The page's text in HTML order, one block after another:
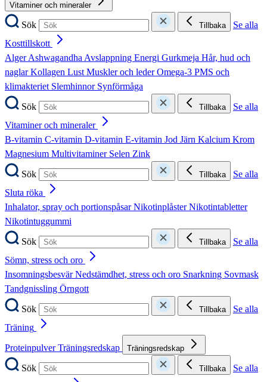
Vitaminer och mineraler
Sök Tillbaka
Se alla
Kosttillskott
AlgerAshwagandhaAvslappning Energi Gurkmeja Hår, hud och
naglarKollagen LustMuskler och lederOmega-3 PMS och
klimakteriet Slemhinnor Synförmåga
Sök
Tillbaka
Se alla
Vitaminer och mineraler
B-vitamin C-vitamin D-vitamin E-vitamin Jod Järn Kalcium Krom
Magnesium Multivitaminer Selen Zink
Sök
Tillbaka
Se alla
Sluta röka
Inhalator, spray och portionspåsarNikotinplåsterNikotintabletter
Nikotintuggummi
Sök
Tillbaka
Se alla
Sömn, stress och oro
InsomningsbesvärNedstämdhet, stress och oro Snarkning Sovmask
Tandgnissling Örngott
Sök
Tillbaka
Se alla
Träning
ProteinpulverTräningsredskap Träningsredskap
Sök Tillbaka
Se alla